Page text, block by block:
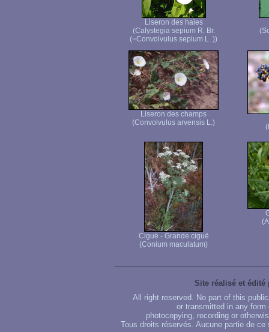
Liseron des haies
(Calystegia sepium R. Br.
(=Convolvulus sepium L. ))
Liseron des champs
(Convolvulus arvensis L.)
Ciguë - Grande ciguë
(Conium maculatum)
Site réalisé et édité
All right reserved. No part of this
or transmitted in any
photocopying, recording or
Tous droits réservés. Aucune partie de